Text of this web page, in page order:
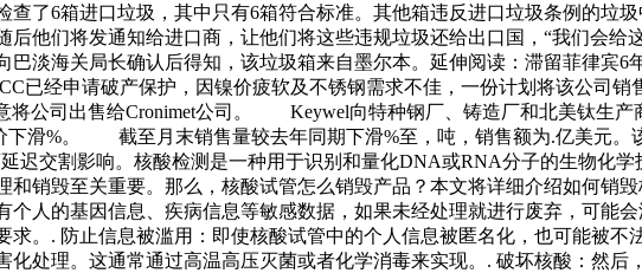
查了6箱进口垃圾，其中只有6箱符合标准。其他箱违反进口垃圾条例的
后他们将发通知给进口商，让他们将这些违规垃圾还给出口国，“我们会
巴淡海关局长确认后得知，该垃圾箱来自墨尔本。延伸阅读：滞留菲律宾
已经申请破产保护，因镍价疲软及不锈钢需求不佳，一份计划将该公
将公司出售给Cronimet公司。 Keywel向特种钢厂、铸造厂和北美钛
下滑%。 截至月末销售量较去年同期下滑%至，吨，销售额为.亿美元
迟交割影响。核酸检测是一种用于识别和量化DNA或RNA分子的生物化
和销毁至关重要。那么，核酸试管怎么销毁产品？本文将详细介绍如何销
个人的基因信息、疾病信息等敏感数据，如果未经处理就进行废弃，可能
求。. 防止信息被滥用：即使核酸试管中的个人信息被匿名化，也可能被
化处理。这通常通过高温高压灭菌或者化学消毒来实现。. 破坏核酸：然